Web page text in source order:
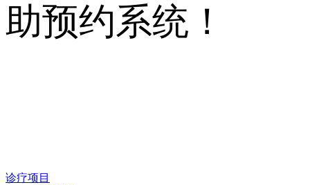
助预约系统！
诊疗项目